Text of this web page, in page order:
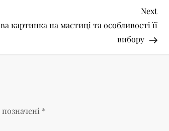
Next
Post
Next
картинка на мастиці та особливості її
вибору
*